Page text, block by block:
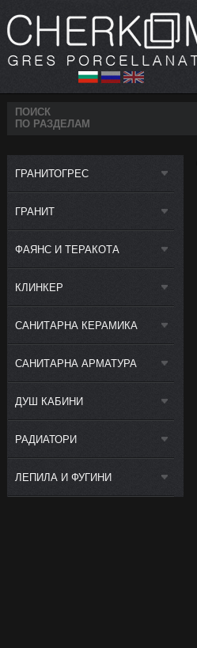
ПОИСК
ПО РАЗДЕЛАМ
ГРАНИТОГРЕС
ГРАНИТ
ФАЯНС И ТЕРАКОТА
КЛИНКЕР
САНИТАРНА КЕРАМИКА
САНИТАРНА АРМАТУРА
ДУШ КАБИНИ
РАДИАТОРИ
ЛЕПИЛА И ФУГИНИ